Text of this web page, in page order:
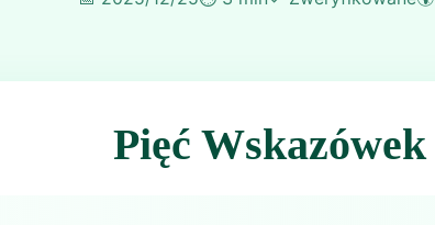
Pięć Wskazówek